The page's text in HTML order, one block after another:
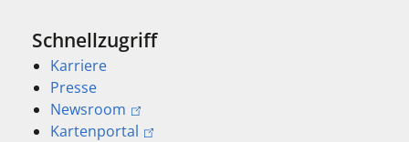
Schnellzugriff
Karriere
Presse
Newsroom
Kartenportal